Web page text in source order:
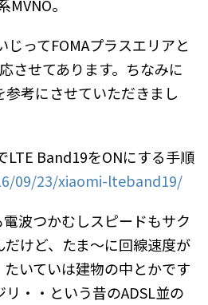
。
ってFOMAプラスエリアと
させてあります。ちなみに
考にさせていただきまし
LTE Band19をONにする手順
09/23/xiaomi-lteband19/
波つかむしスピードもサク
けど、たま〜に回線速度が
いていは建物の中とかです
・・という昔のADSL並の